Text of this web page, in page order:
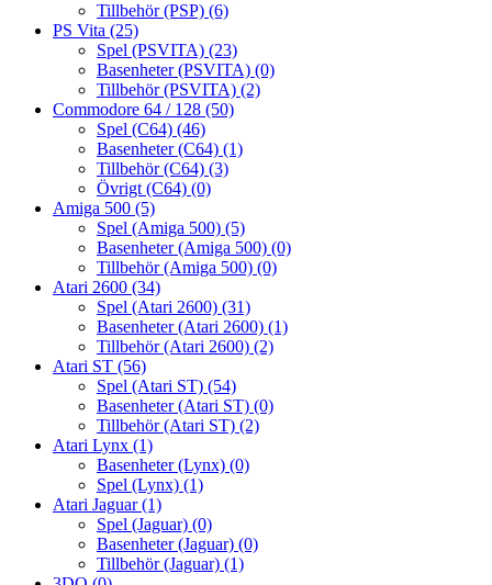
Tillbehör (PSP) (6)
PS Vita (25)
Spel (PSVITA) (23)
Basenheter (PSVITA) (0)
Tillbehör (PSVITA) (2)
Commodore 64 / 128 (50)
Spel (C64) (46)
Basenheter (C64) (1)
Tillbehör (C64) (3)
Övrigt (C64) (0)
Amiga 500 (5)
Spel (Amiga 500) (5)
Basenheter (Amiga 500) (0)
Tillbehör (Amiga 500) (0)
Atari 2600 (34)
Spel (Atari 2600) (31)
Basenheter (Atari 2600) (1)
Tillbehör (Atari 2600) (2)
Atari ST (56)
Spel (Atari ST) (54)
Basenheter (Atari ST) (0)
Tillbehör (Atari ST) (2)
Atari Lynx (1)
Basenheter (Lynx) (0)
Spel (Lynx) (1)
Atari Jaguar(1)
Spel (Jaguar) (0)
Basenheter (Jaguar) (0)
Tillbehör (Jaguar) (1)